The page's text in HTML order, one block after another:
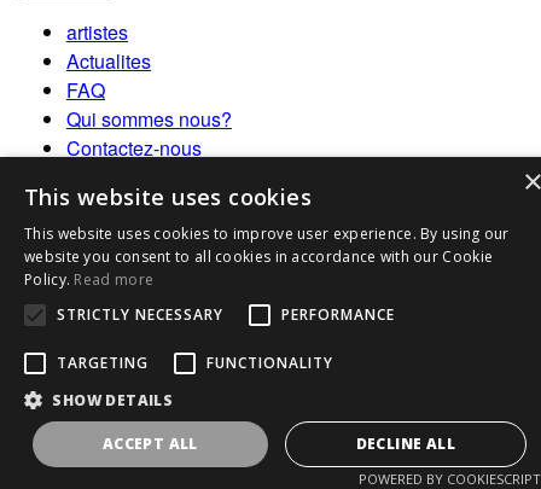
artistes
Actualites
FAQ
Qui sommes nous?
Contactez-nous
NL
FR
EN
This website uses cookies
This website uses cookies to improve user experience. By using our
website you consent to all cookies in accordance with our Cookie
Policy. Read more
STRICTLY NECESSARY
PERFORMANCE
TARGETING
FUNCTIONALITY
SHOW DETAILS
ACCEPT ALL DECLINE ALL
POWERED BY COOKIESCRIPT